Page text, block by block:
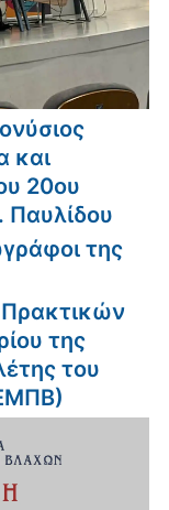
και
20ου
της
της
του